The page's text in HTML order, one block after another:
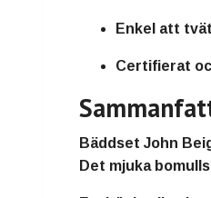
Enkel att
Certifierat
Bäddset John
Det mjuka